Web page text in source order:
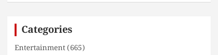
Categories
Entertainment(665)